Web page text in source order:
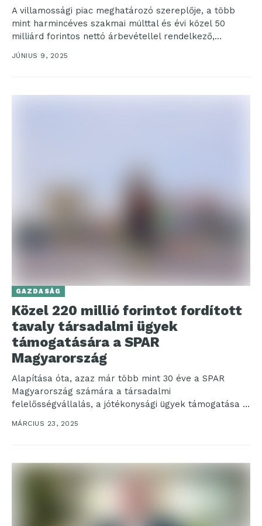
A villamossági piac meghatározó szereplője, a több
mint harmincéves szakmai múlttal és évi közel 50
milliárd forintos nettó árbevétellel rendelkező,
debreceni központú Daniella...
JÚNIUS 9, 2025
GAZDASÁG
Közel 220 millió forintot fordított
tavaly társadalmi ügyek
támogatására a SPAR
Magyarország
Alapítása óta, azaz már több mint 30 éve a SPAR
Magyarország számára a társadalmi
felelősségvállalás, a jótékonysági ügyek támogatása a
vállalati kultúra fontos...
MÁRCIUS 23, 2025